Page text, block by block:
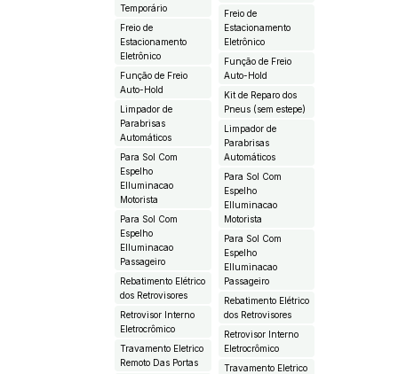
Temporário
Freio de
Estacionamento
Eletrônico
Função de Freio
Auto-Hold
Limpador de
Parabrisas
Automáticos
Para Sol Com
Espelho
EIluminacao
Motorista
Para Sol Com
Espelho
EIluminacao
Passageiro
Rebatimento Elétrico
dos Retrovisores
Retrovisor Interno
Eletrocrômico
Travamento Eletrico
Remoto Das Portas
Freio de
Estacionamento
Eletrônico
Função de Freio
Auto-Hold
Kit de Reparo dos
Pneus (sem estepe)
Limpador de
Parabrisas
Automáticos
Para Sol Com
Espelho
EIluminacao
Motorista
Para Sol Com
Espelho
EIluminacao
Passageiro
Rebatimento Elétrico
dos Retrovisores
Retrovisor Interno
Eletrocrômico
Travamento Eletrico